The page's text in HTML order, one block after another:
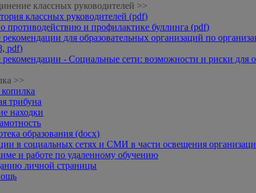
классных руководителей >>
классных руководителей (pdf)
противодействию и профилактике буллинга (pdf)
для образовательных организаций по
pdf)
- Социальные сети: возможности и риски для
>>
трибуна
находки
образования (docx)
в социальных сетях и СМИ в части освещения
и работе по удаленному обучению
личной страницы